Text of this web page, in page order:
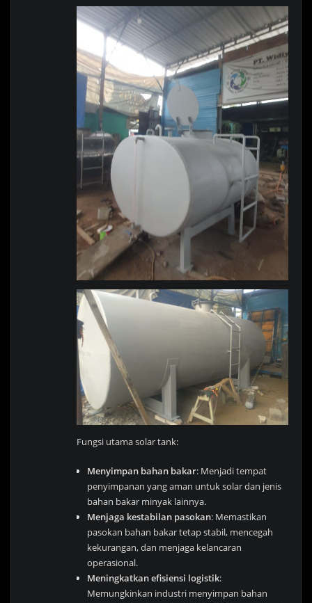
Fungsi utama solar tank:
Menyimpan bahan bakar: Menjadi tempat
penyimpanan yang aman untuk solar dan jenis
bahan bakar minyak lainnya.
Menjaga kestabilan pasokan: Memastikan
pasokan bahan bakar tetap stabil, mencegah
kekurangan, dan menjaga kelancaran
operasional.
Meningkatkan efisiensi logistik:
Memungkinkan industri menyimpan bahan